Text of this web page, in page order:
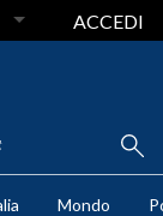
ACCEDI
Mondo